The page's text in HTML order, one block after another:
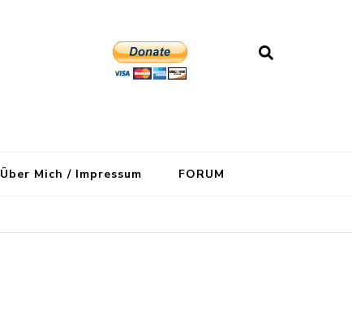
Über Mich / Impressum FORUM